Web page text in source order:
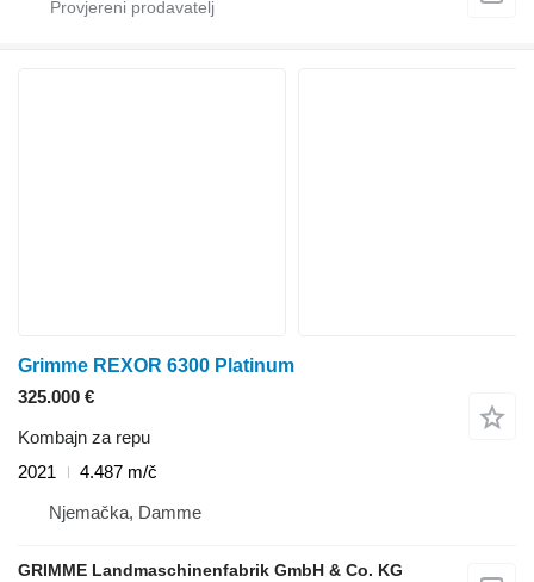
Grimme REXOR 6300 Platinum
325.000 €
Kombajn za repu
2021
4.487 m/č
Njemačka, Damme
GRIMME Landmaschinenfabrik GmbH & Co. KG